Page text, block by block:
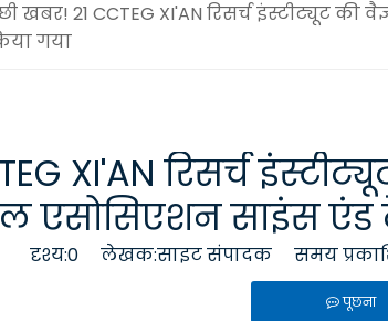
खबर! 21 CCTEG XI'AN रिसर्च इंस्टीट्यूट
गया
XI'AN रिसर्च
साइंस एंड
दृश्य:0 लेखक:साइट संपादक समय
पूछना